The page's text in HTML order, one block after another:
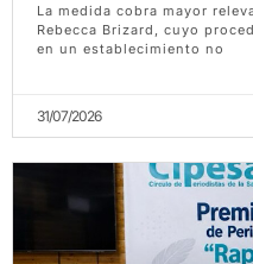
La medida cobra mayor
Rebecca Brizard, cuyo
en un establecimiento no
31/07/2026